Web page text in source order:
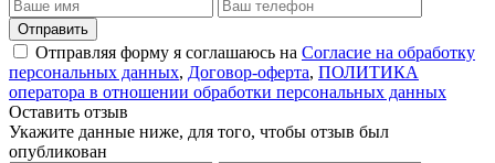
Отправить
Отправляя форму я соглашаюсь на Согласие на обработку
персональных данных, Договор-оферта, ПОЛИТИКА
оператора в отношении обработки персональных данных
Оставить отзыв
Укажите данные ниже, для того, чтобы отзыв был
опубликован